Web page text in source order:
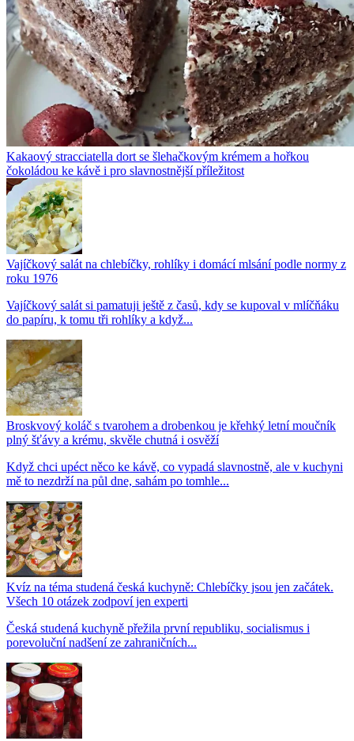
Kakaový stracciatella dort se šlehačkovým krémem a hořkou
čokoládou ke kávě i pro slavnostnější příležitost
Vajíčkový salát na chlebíčky, rohlíky i domácí mlsání podle normy z
roku 1976
Vajíčkový salát si pamatuji ještě z časů, kdy se kupoval v mlíčňáku
do papíru, k tomu tři rohlíky a když...
Broskvový koláč s tvarohem a drobenkou je křehký letní moučník
plný šťávy a krému, skvěle chutná i osvěží
Když chci upéct něco ke kávě, co vypadá slavnostně, ale v kuchyni
mě to nezdrží na půl dne, sahám po tomhle...
Kvíz na téma studená česká kuchyně: Chlebíčky jsou jen začátek.
Všech 10 otázek zodpoví jen experti
Česká studená kuchyně přežila první republiku, socialismus i
porevoluční nadšení ze zahraničních...